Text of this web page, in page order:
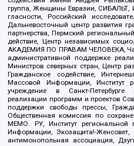
группа, Женщины Евразии, СИБАЛЬТ,
гласности, Российский
Дальневосточный центр развития
партнерства, Пермский
действие, Центр независимых
АКАДЕМИЯ ПО ПРАВАМ ЧЕЛОВЕКА,
административной поддержке
Министров северных стран, Центр
Гражданское содействие,
Массовой Информации, Институт
учреждение в Санкт-
реализации программ и проектов
поддержки свободы прессы,
Общественная комиссия по
МЕМО. РУ, Институт региональной
Информации, Экозащита!-Женсовет,
антимонопольная ассоциация,